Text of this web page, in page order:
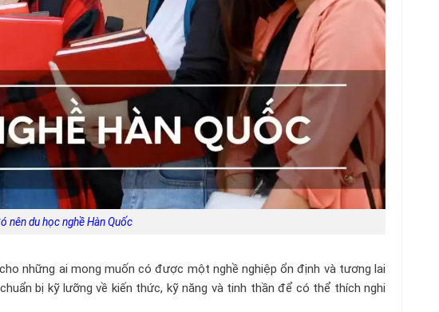
nên du học nghề Hàn Quốc
những ai mong muốn có được một nghề nghiệp ổn định và tương lai
bị kỹ lưỡng về kiến thức, kỹ năng và tinh thần để có thể thích nghi